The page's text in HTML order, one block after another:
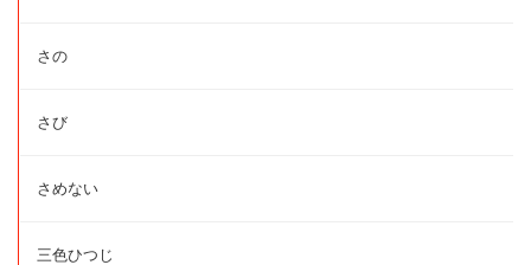
さの
さび
さめない
三色ひつじ